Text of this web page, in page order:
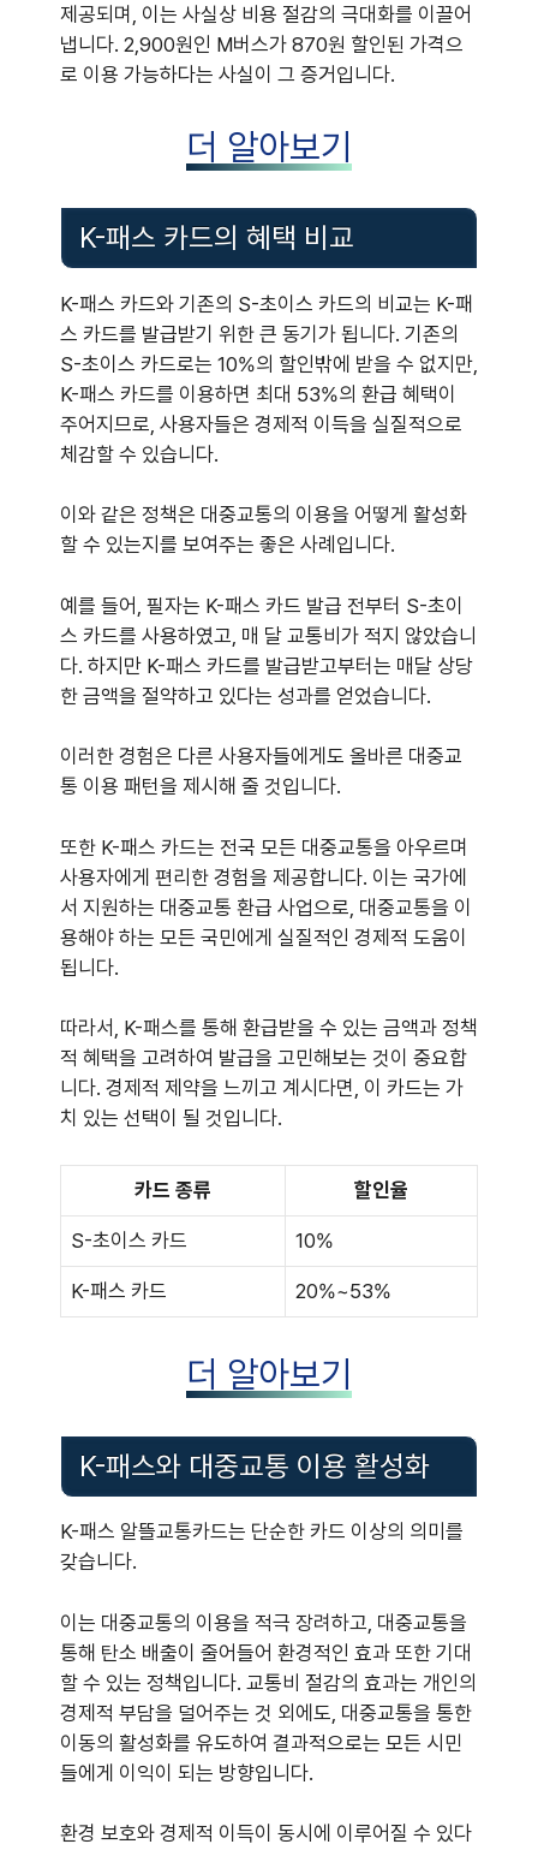
제공되며, 이는 사실상 비용 절감의 극대화를 이끌어
냅니다. 2,900원인 M버스가 870원 할인된 가격으
로 이용 가능하다는 사실이 그 증거입니다.
더 알아보기
K-패스 카드의 혜택 비교
K-패스 카드와 기존의 S-초이스 카드의 비교는 K-패
스 카드를 발급받기 위한 큰 동기가 됩니다. 기존의
S-초이스 카드로는 10%의 할인밖에 받을 수 없지만,
K-패스 카드를 이용하면 최대 53%의 환급 혜택이
주어지므로, 사용자들은 경제적 이득을 실질적으로
체감할 수 있습니다.
이와 같은 정책은 대중교통의 이용을 어떻게 활성화
할 수 있는지를 보여주는 좋은 사례입니다.
예를 들어, 필자는 K-패스 카드 발급 전부터 S-초이
스 카드를 사용하였고, 매 달 교통비가 적지 않았습니
다. 하지만 K-패스 카드를 발급받고부터는 매달 상당
한 금액을 절약하고 있다는 성과를 얻었습니다.
이러한 경험은 다른 사용자들에게도 올바른 대중교
통 이용 패턴을 제시해 줄 것입니다.
또한 K-패스 카드는 전국 모든 대중교통을 아우르며
사용자에게 편리한 경험을 제공합니다. 이는 국가에
서 지원하는 대중교통 환급 사업으로, 대중교통을 이
용해야 하는 모든 국민에게 실질적인 경제적 도움이
됩니다.
따라서, K-패스를 통해 환급받을 수 있는 금액과 정책
적 혜택을 고려하여 발급을 고민해보는 것이 중요합
니다. 경제적 제약을 느끼고 계시다면, 이 카드는 가
치 있는 선택이 될 것입니다.
카드 종류 할인율
S-초이스 카드 10%
K-패스 카드 20%~53%
더 알아보기
K-패스와 대중교통 이용 활성화
K-패스 알뜰교통카드는 단순한 카드 이상의 의미를
갖습니다.
이는 대중교통의 이용을 적극 장려하고, 대중교통을
통해 탄소 배출이 줄어들어 환경적인 효과 또한 기대
할 수 있는 정책입니다. 교통비 절감의 효과는 개인의
경제적 부담을 덜어주는 것 외에도, 대중교통을 통한
이동의 활성화를 유도하여 결과적으로는 모든 시민
들에게 이익이 되는 방향입니다.
환경 보호와 경제적 이득이 동시에 이루어질 수 있다